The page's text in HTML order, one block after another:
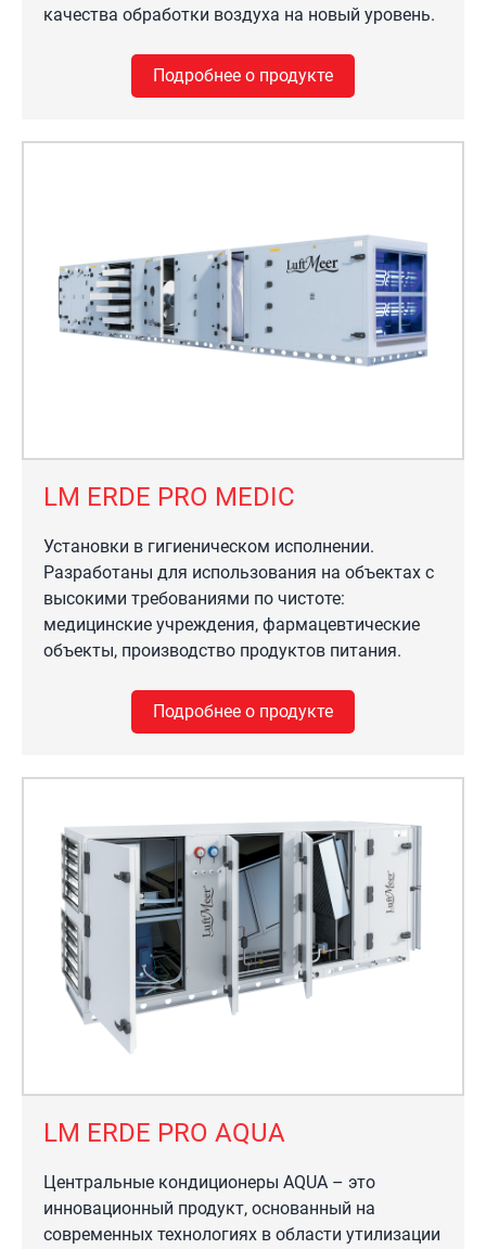
качества обработки воздуха на новый уровень.
Подробнее о продукте
LM ERDE PRO MEDIC
Установки в гигиеническом исполнении.
Разработаны для использования на объектах с
высокими требованиями по чистоте:
медицинские учреждения, фармацевтические
объекты, производство продуктов питания.
Подробнее о продукте
LM ERDE PRO AQUA
Центральные кондиционеры AQUA – это
инновационный продукт, основанный на
современных технологиях в области утилизации